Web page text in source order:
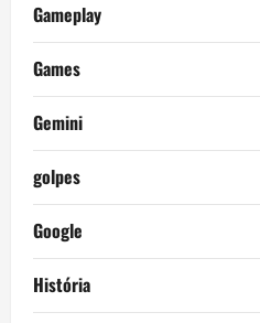
Gameplay
Games
Gemini
golpes
Google
História